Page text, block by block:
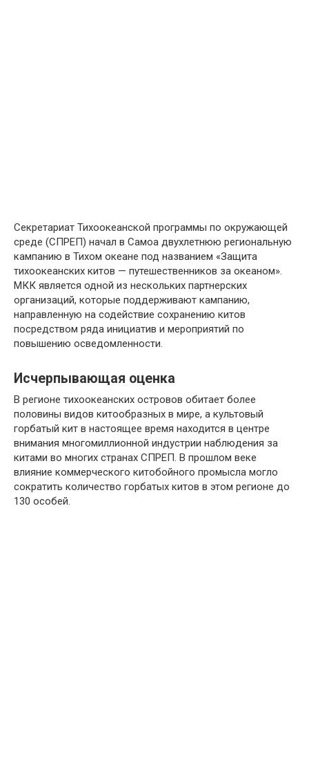
Секретариат Тихоокеанской программы по окружающей
среде (СПРЕП) начал в Самоа двухлетнюю региональную
кампанию в Тихом океане под названием «Защита
тихоокеанских китов — путешественников за океаном».
МКК является одной из нескольких партнерских
организаций, которые поддерживают кампанию,
направленную на содействие сохранению китов
посредством ряда инициатив и мероприятий по
повышению осведомленности.
Исчерпывающая оценка
В регионе тихоокеанских островов обитает более
половины видов китообразных в мире, а культовый
горбатый кит в настоящее время находится в центре
внимания многомиллионной индустрии наблюдения за
китами во многих странах СПРЕП. В прошлом веке
влияние коммерческого китобойного промысла могло
сократить количество горбатых китов в этом регионе до
130 особей.